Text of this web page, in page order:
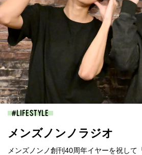
LIFESTYLE
メンズノンノラジオ
メンズノンノ創刊40周年イヤーを祝して